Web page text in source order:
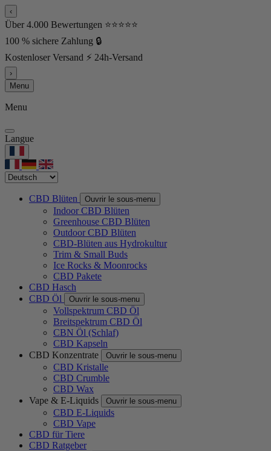
‹
Über 4.000 Bewertungen ⭐⭐⭐⭐⭐
100 % sichere Zahlung 🔒
Kostenloser Versand ⚡ 24h-Versand
›
Menu
Menu
Langue
CBD Blüten Ouvrir le sous-menu
Indoor CBD Blüten
Greenhouse CBD Blüten
Outdoor CBD Blüten
CBD-Blüten aus Hydrokultur
Trim & Small Buds
Ice Rocks & Moonrocks
CBD Pakete
CBD Hasch
CBD Öl
Ouvrir le sous-menu
Vollspektrum CBD Öl
Breitspektrum CBD Öl
CBN Öl (Schlaf)
CBD Kapseln
CBD Konzentrate
Ouvrir le sous-menu
CBD Kristalle
CBD Crumble
CBD Wax
Vape & E-Liquids
Ouvrir le sous-menu
CBD E-Liquids
CBD Vape
CBD für Tiere
CBD Ratgeber